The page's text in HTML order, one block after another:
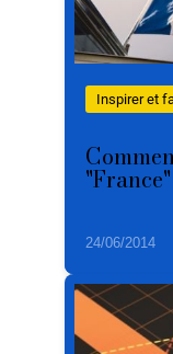
Inspirer et
24/06/2014